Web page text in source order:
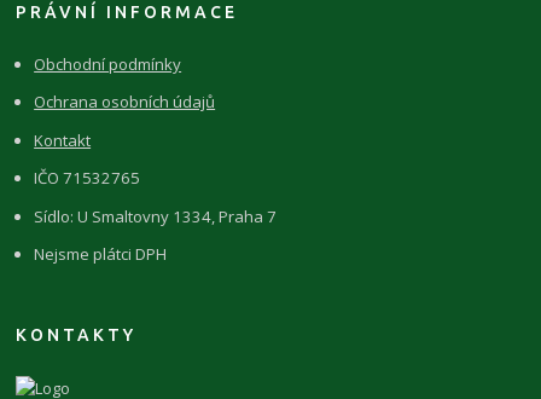
PRÁVNÍ INFORMACE
Obchodní podmínky
Ochrana osobních údajů
Kontakt
IČO 71532765
Sídlo: U Smaltovny 1334, Praha 7
Nejsme plátci DPH
KONTAKTY